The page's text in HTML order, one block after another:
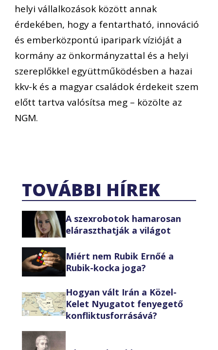
helyi vállalkozások között annak
érdekében, hogy a fentartható, innováció
és emberközpontú iparipark vízióját a
kormány az önkormányzattal és a helyi
szereplőkkel együttműködésben a hazai
kkv-k és a magyar családok érdekeit szem
előtt tartva valósítsa meg – közölte az
NGM.
TOVÁBBI HÍREK
A szexrobotok hamarosan
eláraszthatják a világot
Miért nem Rubik Ernőé a
Rubik-kocka joga?
Hogyan vált Irán a Közel-
Kelet Nyugatot fenyegető
konfliktusforrásává?